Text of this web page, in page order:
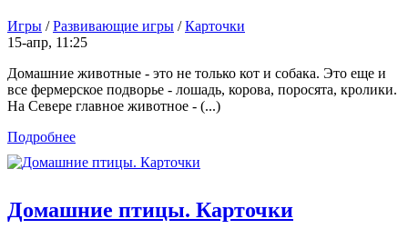
Игры /Развивающие игры /Карточки
15-апр, 11:25
Домашние животные - это не только кот и собака. Это еще и
все фермерское подворье - лошадь, корова, поросята, кролики.
На Севере главное животное - (...)
Подробнее
Домашние птицы. Карточки